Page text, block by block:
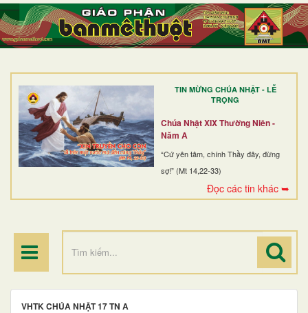
TIN MỪNG CHÚA NHẬT - LỄ
TRỌNG
Chúa Nhật XIX Thường Niên -
Năm A
“Cứ yên tâm, chính Thầy đây, đừng
sợ!” (Mt 14,22-33)
Đọc các tin khác ➥
TRANG NHẤT
GIỚI THIỆU
DÒNG TU
BAN MỤC VỤ
ĐOÀN THỂ CG
ĐIỂM HÀNH HƯƠNG
VHTK CHÚA NHẬT 17 TN A